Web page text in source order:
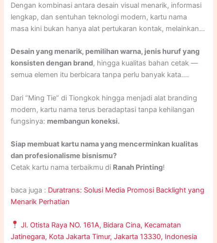
sejarah perkembangan kartu nama, era ini menjadi unik
karena mempertemukan dua dunia:tradisi dan teknologi
Dengan kombinasi antara desain visual menarik, informasi
lengkap, dan sentuhan teknologi modern, kartu nama
masa kini bukan hanya alat pertukaran kontak, melainkan
kreatif.
Desain yang menarik, pemilihan warna, jenis huruf yang
konsisten dengan brand, hingga kualitas bahan cetak —
semua elemen itu berbicara tanpa perlu banyak kata.
rekan bisnis bisa menilai citra dan kredibilitas pemiliknya.
Dari “Ming Tie” di Tiongkok hingga menjadi alat branding
modern, kartu nama terus beradaptasi tanpa kehilangan
fungsinya: membangun koneksi.
Siap membuat kartu nama yang mencerminkan kualitas
dan profesionalisme bisnismu?
Cetak kartu nama terbaikmu di Ranah Printing!
baca juga : Duratrans: Solusi Media Promosi Backlight yang
Menarik Perhatian
Jl. Otista Raya NO. 161A, Bidara Cina, Kecamatan
Jatinegara, Kota Jakarta Timur, Jakarta 13330, Indonesia